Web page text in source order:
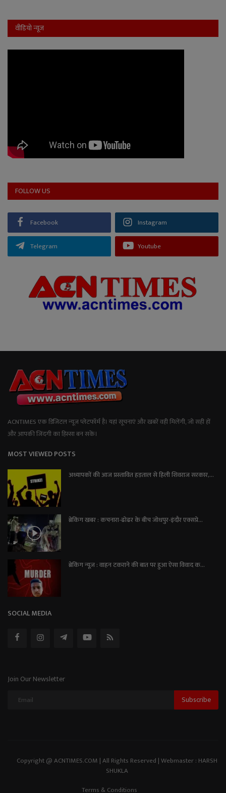
वीडियो न्यूज
FOLLOW US
Facebook Instagram
Telegram Youtube
ACNTIMES एक डिजिटल न्यूज प्लेटफॉर्म है। यहां सूचनाएं और खबरें वही मिलेंगी, जो सही हों
और आपकी जिंदगी का हिस्सा बन सकें।
MOST VIEWED POSTS
अध्यापकों की आज प्रस्तावित हड़ताल से हिली शिवराज सरकार,...
ब्रेकिंग खबर : कचनारा-ढोढर के बीच जोधपुर-इंदौर एक्सप्रे...
ब्रेकिंग न्यूज़ : वाहन टकराने की बात पर हुआ ऐसा विवाद क...
SOCIAL MEDIA
Join Our Newsletter
Subscribe
Copyright @ ACNTIMES.COM | All Rights Reserved | Webmaster : HARSH
SHUKLA
Terms & Conditions